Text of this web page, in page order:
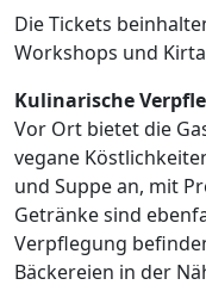
Die Tickets
Workshops und
Kulinarische
Vor Ort bietet die
vegane
und Suppe an, mit
Getränke sind
Verpflegung
Bäckereien in der